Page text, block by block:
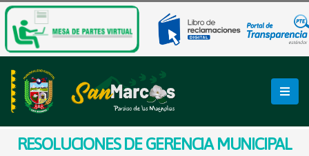
RESOLUCIONES DE GERENCIA MUNICIPAL